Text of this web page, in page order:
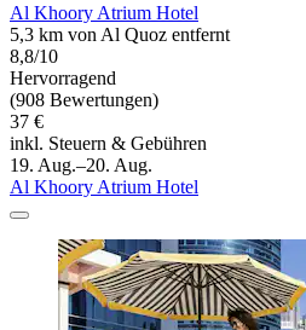
Al Khoory Atrium Hotel
5,3 km von Al Quoz entfernt
8,8/10
Hervorragend
(908 Bewertungen)
37 €
inkl. Steuern & Gebühren
19. Aug.–20. Aug.
Al Khoory Atrium Hotel